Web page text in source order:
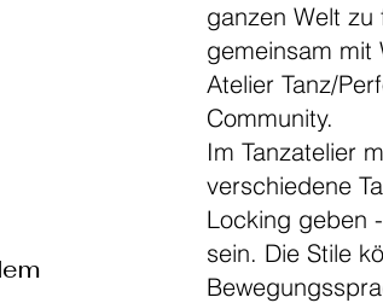
ganzen Welt zu
gemeinsam mit
Atelier Tanz/
Community.
Im Tanzatelier
verschiedene
Locking geben
sein. Die Stile